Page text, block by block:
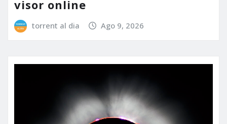
visor online
torrent al dia Ago 9, 2026